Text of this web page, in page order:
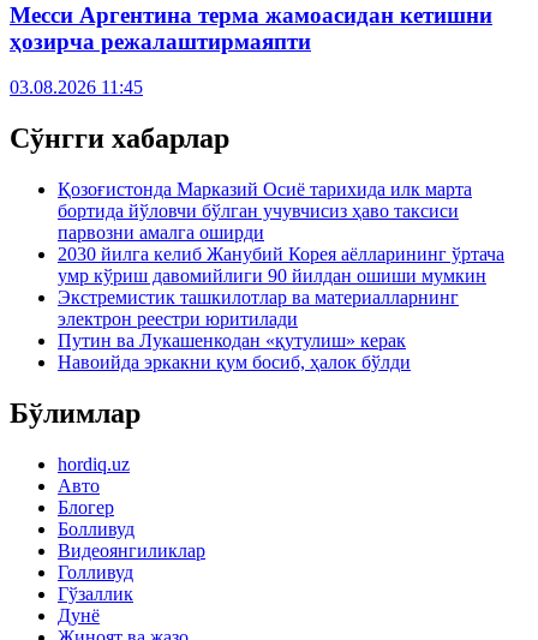
Месси Аргентина терма жамоасидан кетишни
ҳозирча режалаштирмаяпти
03.08.2026 11:45
Сўнгги хабарлар
Қозоғистонда Марказий Осиё тарихида илк марта
бортида йўловчи бўлган учувчисиз ҳаво таксиси
парвозни амалга оширди
2030 йилга келиб Жанубий Корея аёлларининг ўртача
умр кўриш давомийлиги 90 йилдан ошиши мумкин
Экстремистик ташкилотлар ва материалларнинг
электрон реестри юритилади
Путин ва Лукашенкодан «қутулиш» керак
Навоийда эркакни қум босиб, ҳалок бўлди
Бўлимлар
hordiq.uz
Авто
Блогер
Болливуд
Видеоянгиликлар
Голливуд
Гўзаллик
Дунё